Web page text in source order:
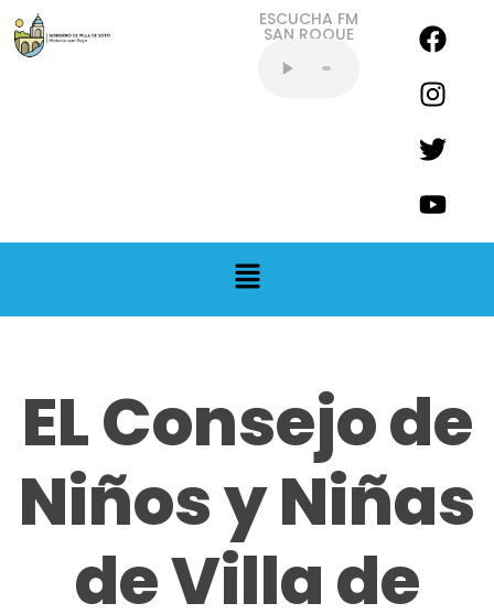
ESCUCHA FM
SAN ROQUE
EL Consejo de
Niños y Niñas
de Villa de